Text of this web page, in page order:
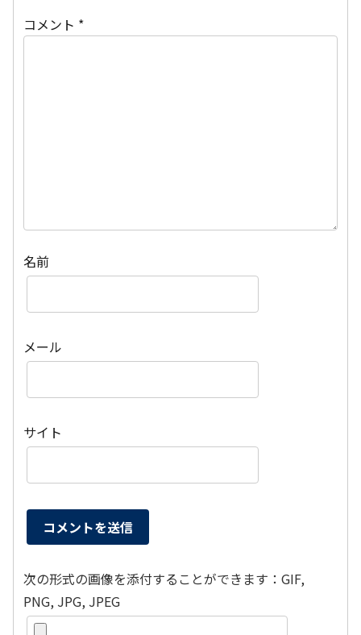
コメント *
名前
メール
サイト
次の形式の画像を添付することができます：GIF,
PNG, JPG, JPEG